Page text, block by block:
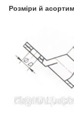
Розміри й